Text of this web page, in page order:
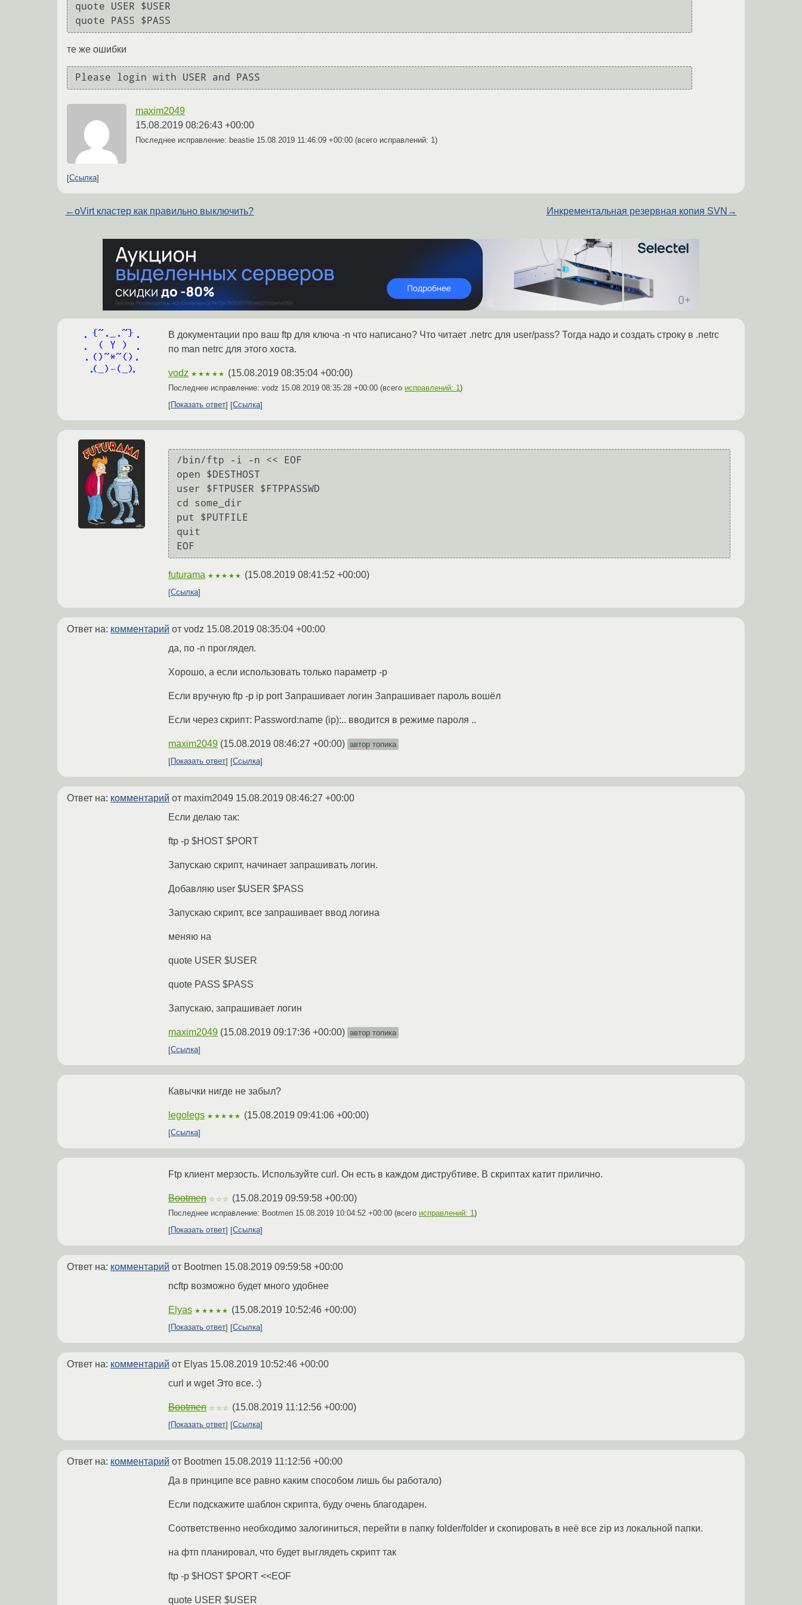
quote USER $USER
те же ошибки
maxim2049
15.08.2019 08:26:43 +00:00
Последнее исправление: beastie 15.08.2019 11:46:09 +00:00 (всего исправлений: 1)
Ссылка
←oVirt кластер как правильно выключить? Инкрементальная резервная копия SVN →
В документации про ваш ftp для ключа -n что написано? Что читает .netrc для user/pass? Тогда надо и создать строку в .netrc
по man netrc для этого хоста.
vodz ★★★★★ (15.08.2019 08:35:04 +00:00)
Последнее исправление: vodz 15.08.2019 08:35:28 +00:00 (всего исправлений: 1 )
Показать ответ
Ссылка
/bin/ftp -i -n << EOF
open $DESTHOST
user $FTPUSER $FTPPASSWD
cd some_dir
put $PUTFILE
quit
futurama ★★★★★ (15.08.2019 08:41:52 +00:00)
Ссылка
Ответ на: комментарий от vodz 15.08.2019 08:35:04 +00:00
да, по -n проглядел.
Хорошо, а если использовать только параметр -p
Если вручную ftp -p ip port Запрашивает логин Запрашивает пароль вошёл
Если через скрипт: Password:name (ip):.. вводится в режиме пароля ..
maxim2049 (15.08.2019 08:46:27 +00:00) автор топика
Показать ответ
Ссылка
Ответ на: комментарий от maxim2049 15.08.2019 08:46:27 +00:00
Если делаю так:
ftp -p $HOST $PORT
Запускаю скрипт, начинает запрашивать логин.
Добавляю user $USER $PASS
Запускаю скрипт, все запрашивает ввод логина
меняю на
quote USER $USER
quote PASS $PASS
Запускаю, запрашивает логин
maxim2049 (15.08.2019 09:17:36 +00:00) автор топика
Ссылка
Кавычки нигде не забыл?
legolegs ★★★★★ (15.08.2019 09:41:06 +00:00)
Ссылка
Ftp клиент мерзость. Используйте curl. Он есть в каждом диструбтиве. В скриптах катит прилично.
Bootmen ☆☆☆ (15.08.2019 09:59:58 +00:00)
Последнее исправление: Bootmen 15.08.2019 10:04:52 +00:00 (всего исправлений: 1 )
Показать ответ
Ссылка
Ответ на: комментарий от Bootmen 15.08.2019 09:59:58 +00:00
ncftp возможно будет много удобнее
Elyas ★★★★★ (15.08.2019 10:52:46 +00:00)
Показать ответ Ссылка
Ответ на: комментарий от Elyas 15.08.2019 10:52:46 +00:00
curl и wget Это все. :)
Bootmen ☆☆☆ (15.08.2019 11:12:56 +00:00)
Показать ответ Ссылка
Ответ на: комментарий от Bootmen 15.08.2019 11:12:56 +00:00
Да в принципе все равно каким способом лишь бы работало)
Если подскажите шаблон скрипта, буду очень благодарен.
Соответственно необходимо залогиниться, перейти в папку folder/folder и скопировать в неё все zip из локальной папки.
на фтп планировал, что будет выглядеть скрипт так
ftp -p $HOST $PORT <<EOF
quote USER $USER